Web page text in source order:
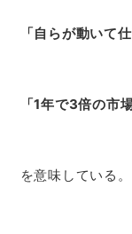
「自らが動いて
「1年で3倍の市
を意味している。